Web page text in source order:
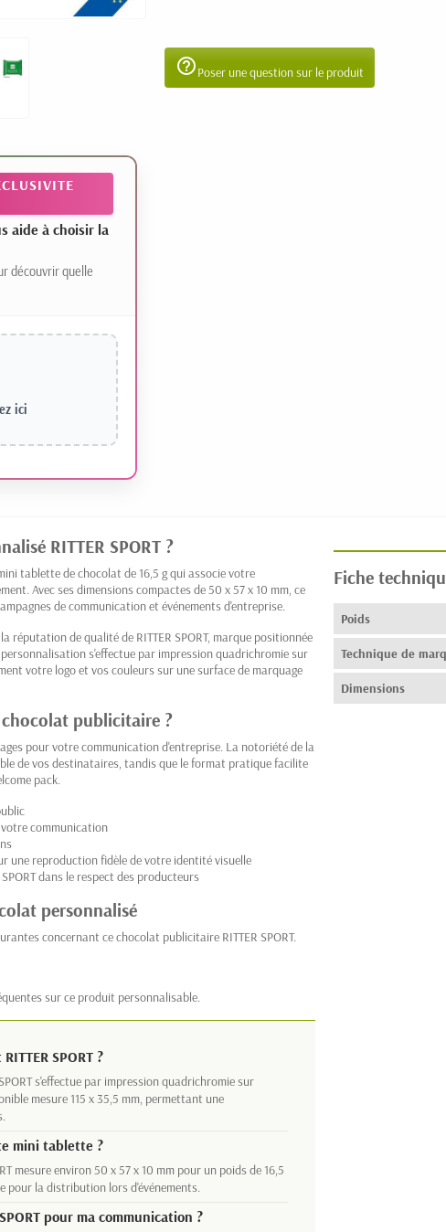
aide à choisir la
découvrir quelle
ici
help_outlinePoser une question sur le produit
RITTER SPORT ?
tablette de chocolat de 16,5 g qui associe votre
Avec ses dimensions compactes de 50 x 57 x 10 mm, ce
de communication et événements d'entreprise.
de qualité de RITTER SPORT, marque positionnée
s'effectue par impression quadrichromie sur
votre logo et vos couleurs sur une surface de marquage
publicitaire ?
pour votre communication d'entreprise. La notoriété de la
de vos destinataires, tandis que le format pratique facilite
pack.
communication
une reproduction fidèle de votre identité visuelle
dans le respect des producteurs
personnalisé
concernant ce chocolat publicitaire RITTER SPORT.
sur ce produit personnalisable.
SPORT ?
s'effectue par impression quadrichromie sur
mesure 115 x 35,5 mm, permettant une
mini tablette ?
mesure environ 50 x 57 x 10 mm pour un poids de 16,5
pour la distribution lors d'événements.
pour ma communication ?
Fiche
Poids
Technique de
Dimensions